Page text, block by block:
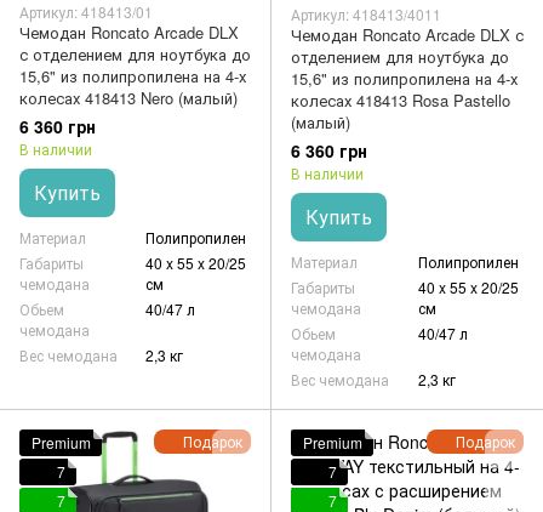
Артикул: 418413/01
Чемодан Roncato Arcade DLX
с отделением для ноутбука до
15,6" из полипропилена на 4-х
колесах 418413 Nero (малый)
6 360 грн
В наличии
Купить
Материал
Полипропилен
Габариты
чемодана
40 x 55 x 20/25
см
Обьем
чемодана
40/47 л
Вес чемодана 2,3 кг
Артикул: 418413/4011
Чемодан Roncato Arcade DLX с
отделением для ноутбука до
15,6" из полипропилена на 4-х
колесах 418413 Rosa Pastello
(малый)
6 360 грн
В наличии
Купить
Материал
Полипропилен
Габариты
чемодана
40 x 55 x 20/25
см
Обьем
чемодана
40/47 л
Вес чемодана 2,3 кг
Подарок
Premium
7
7
Подарок
Premium
7
7